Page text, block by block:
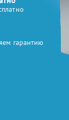
гарантию